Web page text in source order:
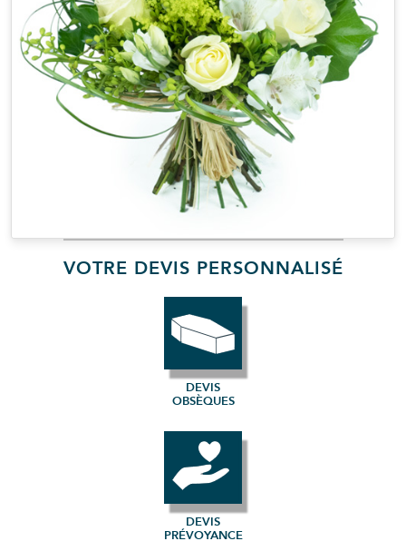
VOTRE DEVIS PERSONNALISÉ
DEVIS
OBSÈQUES
DEVIS
PRÉVOYANCE